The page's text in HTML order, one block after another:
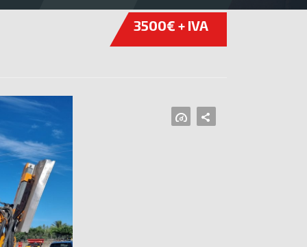
3500€ + IVA